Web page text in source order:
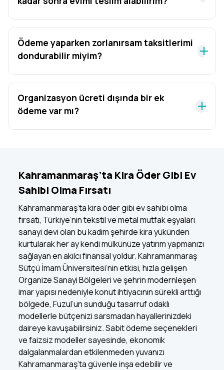
Ödeme yaparken zorlanırsam taksitlerimi
dondurabilir miyim?
Organizasyon ücreti dışında bir ek
ödeme var mı?
Kahramanmaraş’ta Kira Öder Gibi Ev
Sahibi Olma Fırsatı
Kahramanmaraş’ta kira öder gibi ev sahibi olma
fırsatı, Türkiye’nin tekstil ve metal mutfak eşyaları
sanayi devi olan bu kadim şehirde kira yükünden
kurtularak her ay kendi mülkünüze yatırım yapmanızı
sağlayan en akılcı finansal yoldur. Kahramanmaraş
Sütçü İmam Üniversitesi’nin etkisi, hızla gelişen
Organize Sanayi Bölgeleri ve şehrin modernleşen
imar yapısı nedeniyle konut ihtiyacının sürekli arttığı
bölgede, Fuzul’un sunduğu tasarruf odaklı
modellerle bütçenizi sarsmadan hayallerinizdeki
daireye kavuşabilirsiniz. Sabit ödeme seçenekleri
ve faizsiz modeller sayesinde, ekonomik
dalgalanmalardan etkilenmeden yuvanızı
Kahramanmaraş’ta güvenle inşa edebilir ve